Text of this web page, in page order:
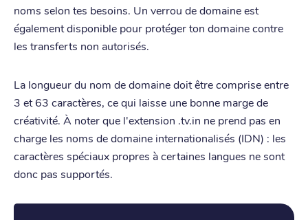
noms selon tes besoins. Un verrou de domaine est
également disponible pour protéger ton domaine contre
les transferts non autorisés.
La longueur du nom de domaine doit être comprise entre
3 et 63 caractères, ce qui laisse une bonne marge de
créativité. À noter que l'extension .tv.in ne prend pas en
charge les noms de domaine internationalisés (IDN) : les
caractères spéciaux propres à certaines langues ne sont
donc pas supportés.